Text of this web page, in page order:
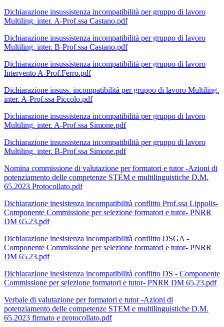
Dichiarazione insussistenza incompatibilità per gruppo di lavoro
Multiling. inter. A-Prof.ssa Castano.pdf
Dichiarazione insussistenza incompatibilità per gruppo di lavoro
Multiling. inter. B-Prof.ssa Castano.pdf
Dichiarazione insussistenza incompatibilità per gruppo di lavoro
Intervento A-Prof.Ferro.pdf
Dichiarazione insuss. incompatibilità per gruppo di lavoro Multiling.
inter. A-Prof.ssa Piccolo.pdf
Dichiarazione insussistenza incompatibilità per gruppo di lavoro
Multiling. inter. A-Prof.ssa Simone.pdf
Dichiarazione insussistenza incompatibilità per gruppo di lavoro
Multiling. inter. B-Prof.ssa Simone.pdf
Nomina commissione di valutazione per formatori e tutor -Azioni di
potenziamento delle competenze STEM e multilinguistiche D.M.
65.2023 Protocollato.pdf
Dichiarazione inesistenza incompatibilità conflitto Prof.ssa Lippolis-
Componente Commissione per selezione formatori e tutor- PNRR
DM 65.23.pdf
Dichiarazione inesistenza incompatibilità conflitto DSGA -
Componente Commissione per selezione formatori e tutor- PNRR
DM 65.23.pdf
Dichiarazione inesistenza incompatibilità conflitto DS - Componente
Commissione per selezione formatori e tutor- PNRR DM 65.23.pdf
Verbale di valutazione per formatori e tutor -Azioni di
potenziamento delle competenze STEM e multilinguistiche D.M.
65.2023 firmato e protocollato.pdf